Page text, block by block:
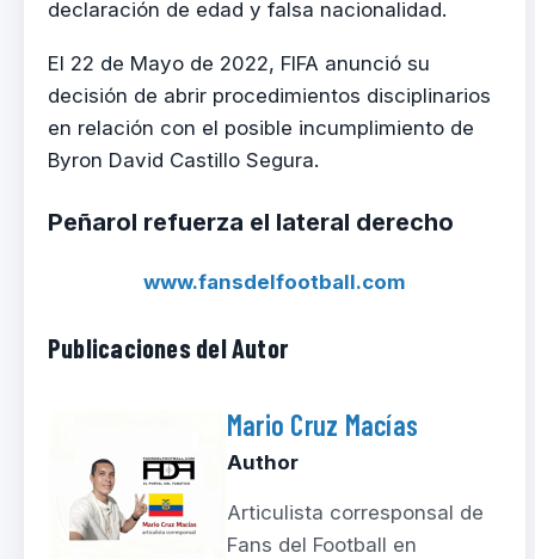
declaración de edad y falsa nacionalidad.
El 22 de Mayo de 2022, FIFA anunció su
decisión de abrir procedimientos disciplinarios
en relación con el posible incumplimiento de
Byron David Castillo Segura.
Peñarol refuerza el lateral derecho
www.fansdelfootball.com
Publicaciones del Autor
Mario Cruz Macías
Author
Articulista corresponsal de
Fans del Football en